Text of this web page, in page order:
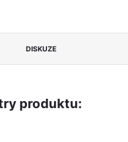
DISKUZE
produktu: